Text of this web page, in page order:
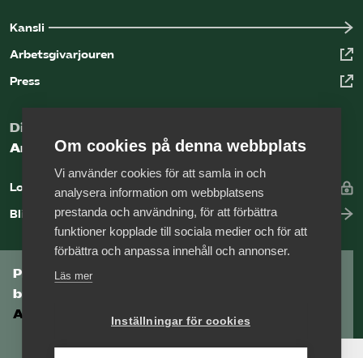
Kansli
Arbetsgivarjouren
Press
Digital kunskapsbank för arbetsgivare
Arbetsgivarguiden
Logga in
Bli medlem
Prenumerera på Tågföretagens
branschnyhetsbrev
Aktuell info direkt i din inkorg.
Om cookies på denna webbplats
Vi använder cookies för att samla in och
analysera information om webbplatsens
prestanda och användning, för att förbättra
funktioner kopplade till sociala medier och för att
förbättra och anpassa innehåll och annonser.
Läs mer
Inställningar för cookies